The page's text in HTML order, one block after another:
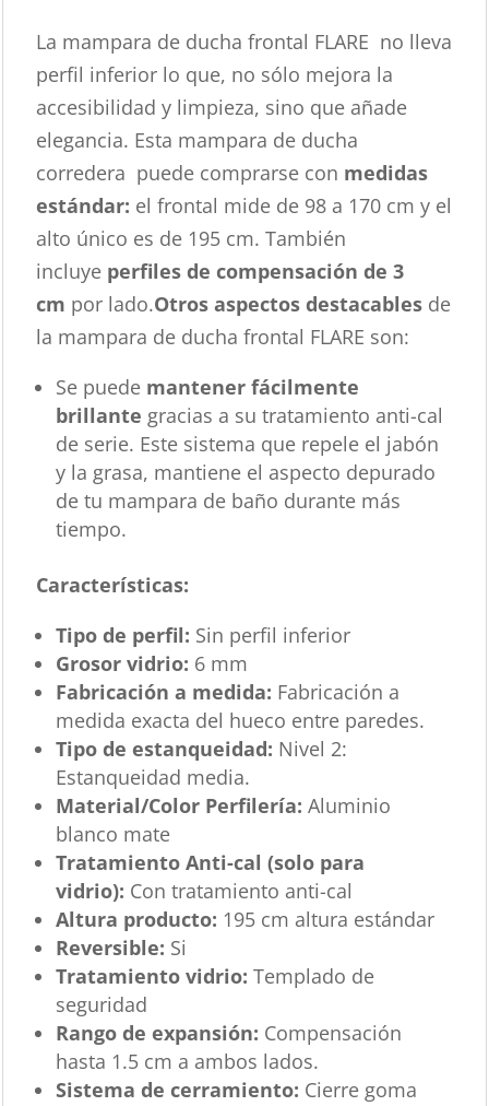
La mampara de ducha frontal FLARE no lleva
perfil inferior lo que, no sólo mejora la
accesibilidad y limpieza, sino que añade
elegancia. Esta mampara de ducha
corredera puede comprarse con medidas
estándar: el frontal mide de 98 a 170 cm y el
alto único es de 195 cm. También
incluye perfiles de compensación de 3
cm por lado.Otros aspectos destacables de
la mampara de ducha frontal FLARE son:
Se puede mantener fácilmente
brillante gracias a su tratamiento anti-cal
de serie. Este sistema que repele el jabón
y la grasa, mantiene el aspecto depurado
de tu mampara de baño durante más
tiempo.
Características:
Tipo de perfil: Sin perfil inferior
Grosor vidrio: 6 mm
Fabricación a medida: Fabricación a
medida exacta del hueco entre paredes.
Tipo de estanqueidad: Nivel 2:
Estanqueidad media.
Material/Color Perfilería: Aluminio
blanco mate
Tratamiento Anti-cal (solo para
vidrio): Con tratamiento anti-cal
Altura producto: 195 cm altura estándar
Reversible: Si
Tratamiento vidrio: Templado de
seguridad
Rango de expansión: Compensación
hasta 1.5 cm a ambos lados.
Sistema de cerramiento: Cierre goma